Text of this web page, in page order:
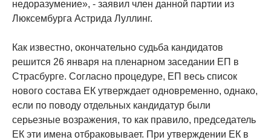
недоразумение», - заявил член данной партии из
Люксембурга Астрида Луллинг.
Как известно, окончательно судьба кандидатов
решится 26 января на пленарном заседании ЕП в
Страсбурге. Согласно процедуре, ЕП весь список
нового состава ЕК утверждает одновременно, однако,
если по поводу отдельных кандидатур были
серьезные возражения, то как правило, председатель
ЕК эти имена отбраковывает. При утверждении ЕК в